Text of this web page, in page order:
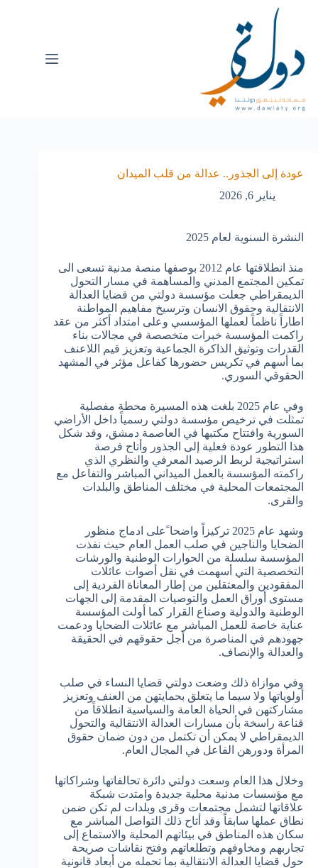
عودة إلى الجذور.. عدالة من قلب الميدان
يناير 6, 2026
النشرة السنوية لعام 2025
منذ انطلاقتها عام 2012 بوصفها منصة مدنية تسعى الى
تمكين المجتمع المدني والمساهمة في مسار التحول
الديمقراطي جعلت مؤسسة دولتي من قضايا العدالة
الانتقالية وحقوق الانسان وترسيخ مفاهيم المواطنة
اطاراً ناظماً لعملها المؤسسي وعلى امتداد أكثر من عقد
راكمت المؤسسة خبرات متخصصة في مجالات بناء
القدرات وتوثيق الذاكرة الجماعية وتعزيز قيم اللاعنف
بما أسهم في تكريس حضورها كفاعل مؤثر في المشهد
الحقوقي السوري.
وفي عام 2025 بلغت هذه المسيرة محطة مفصلية
تمثلت في ترخيص مؤسسة دولتي رسمياً داخل الأراضي
السورية وافتتاح مكتبها في العاصمة دمشق، وقد شكل
هذا التطور عودة فعلية إلى الجذور وأتاح فرصة
استراتيجية لربط الرصيد المعرفي والنظري الذي
راكمته المؤسسة بالعمل الميداني المباشر والتفاعل مع
المجتمعات المحلية في مختلف المناطق والبلدات
والقرى.
وشهد عام 2025 تركيزاً واضحا ًعلى ادماج منظور
الضحايا والناجين في صلب العمل العام حيث نفذت
المؤسسة سلسلة من الحوارات الوطنية والورشات
التخصصية التي أسهمت في نقل أصوات عائلات
المفقودين والمعتقلين من إطار المعاناة الفردية إلى
مستوى أوراق العمل والتوصيات المقدمة إلى الجهات
الوطنية والدولية وصناع القرار كما أولت المؤسسة
عناية خاصة للعمل المباشر مع عائلات الضحايا ودعمت
جهودهم في المناصرة من أجل حقوقهم في الحقيقة
والعدالة والإنصاف.
وفي موازاة ذلك وضعت دولتي قضايا النساء في صلب
أولوياتها ولا سيما ما يتعلق بحمايتهن من العنف وتعزيز
مشاركتهن في الحياة العامة والسياسية انطلاقاً من
قناعة راسخة بأن مسارات العدالة الانتقالية والتحول
الديمقراطي لا يمكن أن تكتمل من دون ضمان حقوق
المرأة ودورهن الفاعل في المجال العام.
وخلال هذا العام وسعت دولتي دائرة تحالفاتها وشراكاتها
مع مؤسسات مدنية محلية جديدة وامتدت شبكة
علاقاتها لتشمل مجتمعات وقرى وبلدات لم تكن ضمن
نطاق عملها سابقاً وقد أتاح ذلك التواصل المباشر مع
سكان هذه المناطق في بيئاتهم المحلية والاستماع إلى
تجاربهم ومخاوفهم وتطلعاتهم وفتح نقاشات صريحة
حول قضايا العدالة الانتقالية بما تحمله من أبعاد قانونية